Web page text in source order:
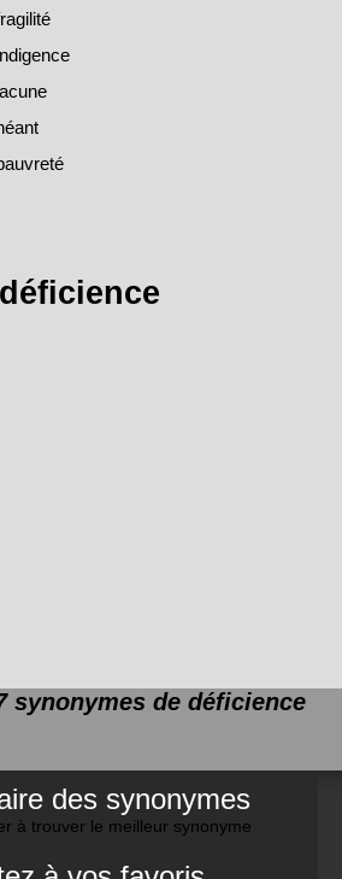
déficience
synonymes de déficience
des synonymes
à trouver le meilleur synonyme